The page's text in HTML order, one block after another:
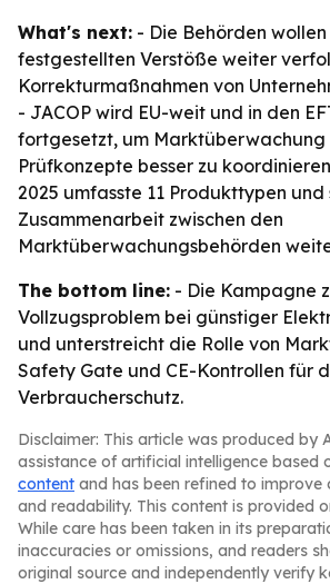
What's next: - Die Behörden
festgestellten Verstöße weiter
Korrekturmaßnahmen von
- JACOP wird EU-weit und in den
fortgesetzt, um Marktüberwachung
Prüfkonzepte besser zu
2025 umfasste 11 Produkttypen und
Zusammenarbeit zwischen den
Marktüberwachungsbehörden
The bottom line: - Die Kampagne
Vollzugsproblem bei günstiger
und unterstreicht die Rolle von
Safety Gate und CE-Kontrollen für
Verbraucherschutz.
Disclaimer: This article was produced by
assistance of artificial intelligence based
content and has been refined to improve
and readability. This content is provided
While care has been taken in its
inaccuracies or omissions, and readers
original source and independently verify